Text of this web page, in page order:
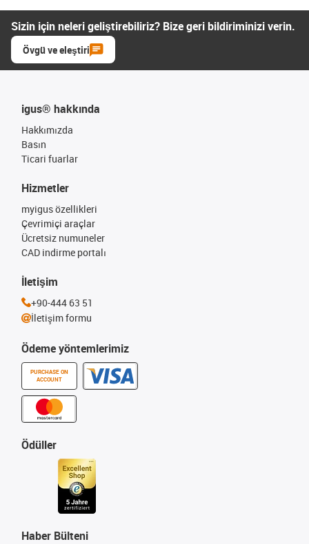
Sizin için neleri geliştirebiliriz? Bize geri bildiriminizi verin.
Övgü ve eleştiri
igus® hakkında
Hakkımızda
Basın
Ticari fuarlar
Ödeme yöntemlerimiz
PURCHASE ON
ACCOUNT
Hizmetler
myigus özellikleri
Çevrimiçi araçlar
Ücretsiz numuneler
CAD indirme portalı
Ödüller
Haber Bülteni
İletişim
+90-444 63 51
İletişim formu